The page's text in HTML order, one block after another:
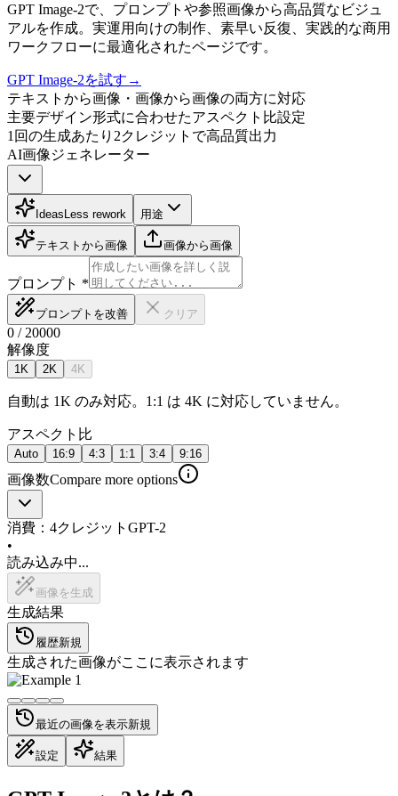
GPT Image-2で、プロンプトや参照画像から高品質なビジュ
アルを作成。実運用向けの制作、素早い反復、実践的な商用
ワークフローに最適化されたページです。
GPT Image-2を試す →
テキストから画像・画像から画像の両方に対応
主要デザイン形式に合わせたアスペクト比設定
1回の生成あたり2クレジットで高品質出力
AI画像ジェネレーター
Ideas Less rework 用途
テキストから画像 画像から画像
プロンプト *
プロンプトを改善 クリア
0 / 20000
解像度
1K 2K 4K
自動は 1K のみ対応。1:1 は 4K に対応していません。
アスペクト比
Auto 16:9 4:3 1:1 3:4 9:16
画像数Compare more options
消費： 4クレジット GPT-2
•
読み込み中...
画像を生成
生成結果
履歴新規
生成された画像がここに表示されます
最近の画像を表示新規
設定 結果